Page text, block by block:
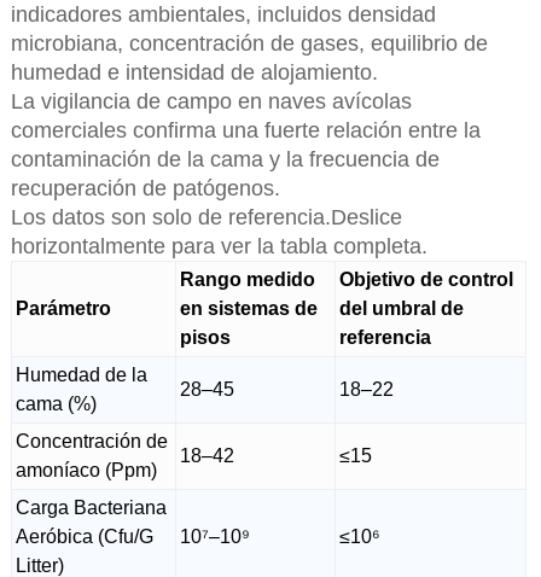
indicadores ambientales, incluidos densidad
microbiana, concentración de gases, equilibrio de
humedad e intensidad de alojamiento.
La vigilancia de campo en naves avícolas
comerciales confirma una fuerte relación entre la
contaminación de la cama y la frecuencia de
recuperación de patógenos.
Los datos son solo de referencia.Deslice
horizontalmente para ver la tabla completa.
Parámetro
Rango medido
en sistemas de
pisos
Objetivo de control
del umbral de
referencia
Humedad de la
cama (%)
28–45 18–22
Concentración de
amoníaco (Ppm)
18–42 ≤15
Carga Bacteriana
Aeróbica (Cfu/G
Litter)
10⁷–10⁹ ≤10⁶